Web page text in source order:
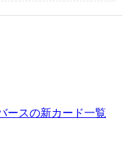
ースの新カード一覧